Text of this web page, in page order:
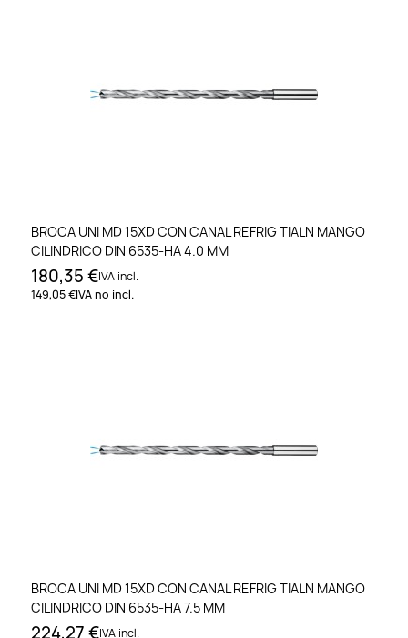
BROCA UNI MD 15XD CON CANAL REFRIG TIALN MANGO
CILINDRICO DIN 6535-HA 4.0 MM
180,35 €IVA incl.
149,05 €IVA no incl.
BROCA UNI MD 15XD CON CANAL REFRIG TIALN MANGO
CILINDRICO DIN 6535-HA 7.5 MM
224,27 €IVA incl.